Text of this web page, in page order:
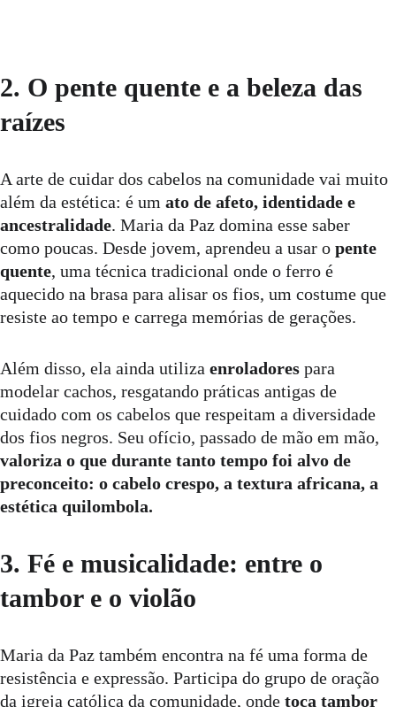
2. O pente quente e a beleza das
raízes
A arte de cuidar dos cabelos na comunidade vai muito
além da estética: é um ato de afeto, identidade e
ancestralidade. Maria da Paz domina esse saber
como poucas. Desde jovem, aprendeu a usar o pente
quente, uma técnica tradicional onde o ferro é
aquecido na brasa para alisar os fios, um costume que
resiste ao tempo e carrega memórias de gerações.
Além disso, ela ainda utiliza enroladores para
modelar cachos, resgatando práticas antigas de
cuidado com os cabelos que respeitam a diversidade
dos fios negros. Seu ofício, passado de mão em mão,
valoriza o que durante tanto tempo foi alvo de
preconceito: o cabelo crespo, a textura africana, a
estética quilombola.
3. Fé e musicalidade: entre o
tambor e o violão
Maria da Paz também encontra na fé uma forma de
resistência e expressão. Participa do grupo de oração
da igreja católica da comunidade, onde toca tambor